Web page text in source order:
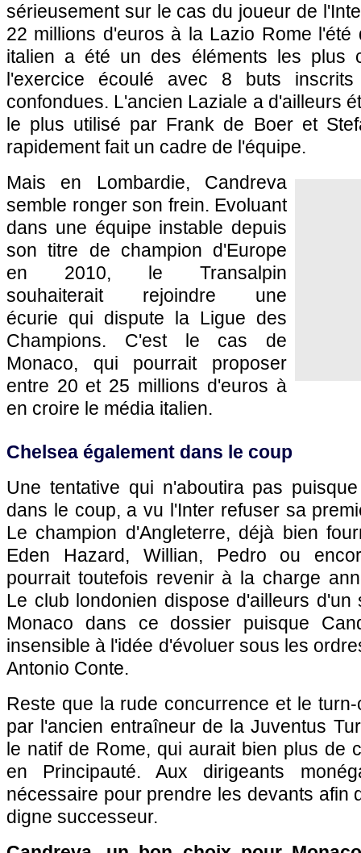
sérieusement sur le cas du joueur de
22 millions d'euros à la Lazio Rome l'été
italien a été un des éléments les plus
l'exercice écoulé avec 8 buts inscrits
confondues. L'ancien Laziale a d'ailleurs
le plus utilisé par Frank de Boer et
rapidement fait un cadre de l'équipe.
Mais en Lombardie, Candreva
semble ronger son frein. Evoluant
dans une équipe instable depuis
son titre de champion d'Europe
en 2010, le Transalpin
souhaiterait rejoindre une
écurie qui dispute la Ligue des
Champions. C'est le cas de
Monaco, qui pourrait proposer
entre 20 et 25 millions d'euros à
en croire le média italien.
Chelsea également dans le coup
Une tentative qui n'aboutira pas
dans le coup, a vu l'Inter refuser sa
Le champion d'Angleterre, déjà bien
Eden Hazard, Willian, Pedro ou
pourrait toutefois revenir à la charge
Le club londonien dispose d'ailleurs d'un
Monaco dans ce dossier puisque
insensible à l'idée d'évoluer sous les
Antonio Conte.
Reste que la rude concurrence et le
par l'ancien entraîneur de la Juventus
le natif de Rome, qui aurait bien plus de
en Principauté. Aux dirigeants
nécessaire pour prendre les devants afin
digne successeur.